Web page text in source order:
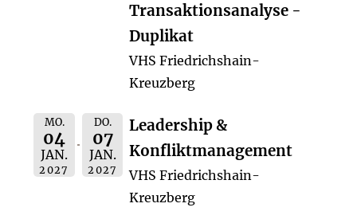
Transaktionsanalyse -
Duplikat
VHS Friedrichshain-
Kreuzberg
MO.
04
JAN.
2027
DO.
07
JAN.
2027
Leadership &
Konfliktmanagement
VHS Friedrichshain-
Kreuzberg